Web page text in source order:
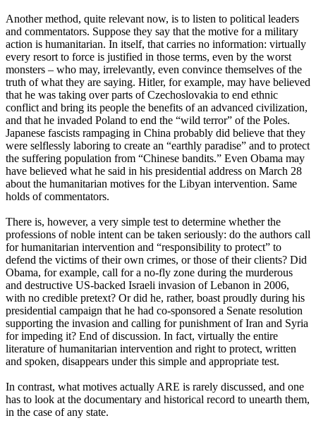
Another method, quite relevant now, is to listen to political leaders
and commentators. Suppose they say that the motive for a military
action is humanitarian. In itself, that carries no information: virtually
every resort to force is justified in those terms, even by the worst
monsters – who may, irrelevantly, even convince themselves of the
truth of what they are saying. Hitler, for example, may have believed
that he was taking over parts of Czechoslovakia to end ethnic
conflict and bring its people the benefits of an advanced civilization,
and that he invaded Poland to end the “wild terror” of the Poles.
Japanese fascists rampaging in China probably did believe that they
were selflessly laboring to create an “earthly paradise” and to protect
the suffering population from “Chinese bandits.” Even Obama may
have believed what he said in his presidential address on March 28
about the humanitarian motives for the Libyan intervention. Same
holds of commentators.
There is, however, a very simple test to determine whether the
professions of noble intent can be taken seriously: do the authors call
for humanitarian intervention and “responsibility to protect” to
defend the victims of their own crimes, or those of their clients? Did
Obama, for example, call for a no-fly zone during the murderous
and destructive US-backed Israeli invasion of Lebanon in 2006,
with no credible pretext? Or did he, rather, boast proudly during his
presidential campaign that he had co-sponsored a Senate resolution
supporting the invasion and calling for punishment of Iran and Syria
for impeding it? End of discussion. In fact, virtually the entire
literature of humanitarian intervention and right to protect, written
and spoken, disappears under this simple and appropriate test.
In contrast, what motives actually ARE is rarely discussed, and one
has to look at the documentary and historical record to unearth them,
in the case of any state.